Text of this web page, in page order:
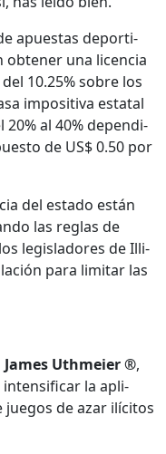
apues­tas deporti­
obten­er una licen­cia
10.25% sobre los
impos­i­ti­va estatal
20% al 40% depen­di­
de US$ 0.50 por
del esta­do están
las reglas de
leg­is­ladores de Illi­
para lim­i­tar las
James Uth­meier ®,
inten­si­ficar la apli­
de azar ilíc­i­tos